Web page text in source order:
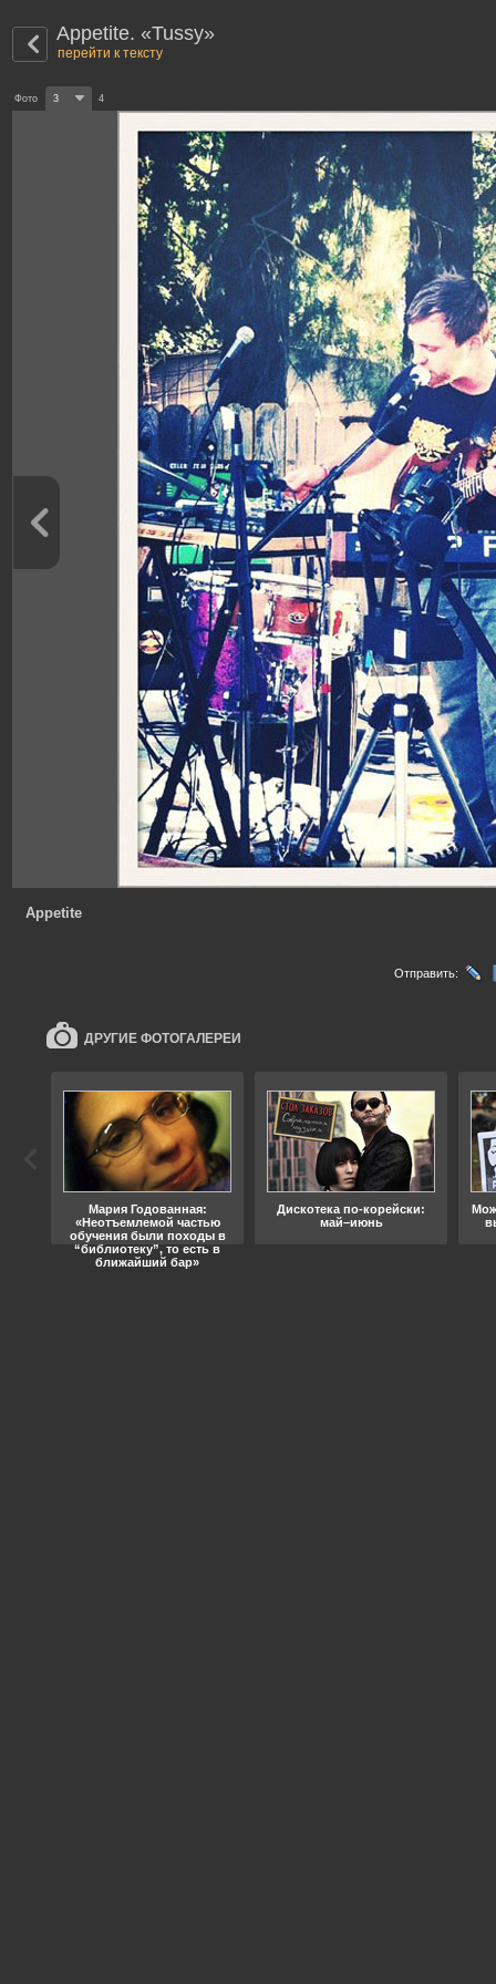
Appetite. «Tussy»
перейти к тексту
Фото 3 4
Appetite
Отправить:
ДРУГИЕ ФОТОГАЛЕРЕИ
Мария Годованная:
«Неотъемлемой частью
обучения были походы в
“библиотеку”, то есть в
ближайший бар»
Дискотека по-корейски:
май–июнь